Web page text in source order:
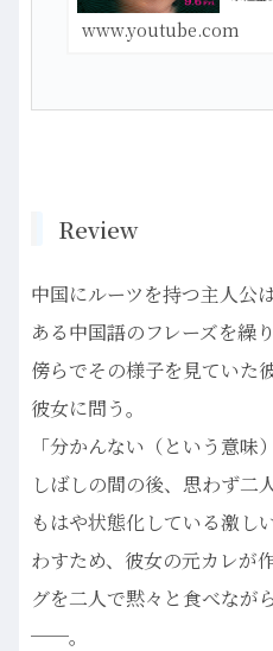
ー公式
www.youtube.com
Review
中国にルーツを持つ主人公
ある中国語のフレーズを繰り
傍らでその様子を見ていた
彼女に問う。
「分かんない（という意味
しばしの間の後、思わず二
もはや状態化している激し
わすため、彼女の元カレが
グを二人で黙々と食べなが
──。